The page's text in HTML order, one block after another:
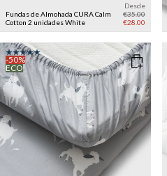
Fundas de Almohada CURA Calm
Cotton 2 unidadesWhite
Desde
€35.00
€28.00
-50%
ECO